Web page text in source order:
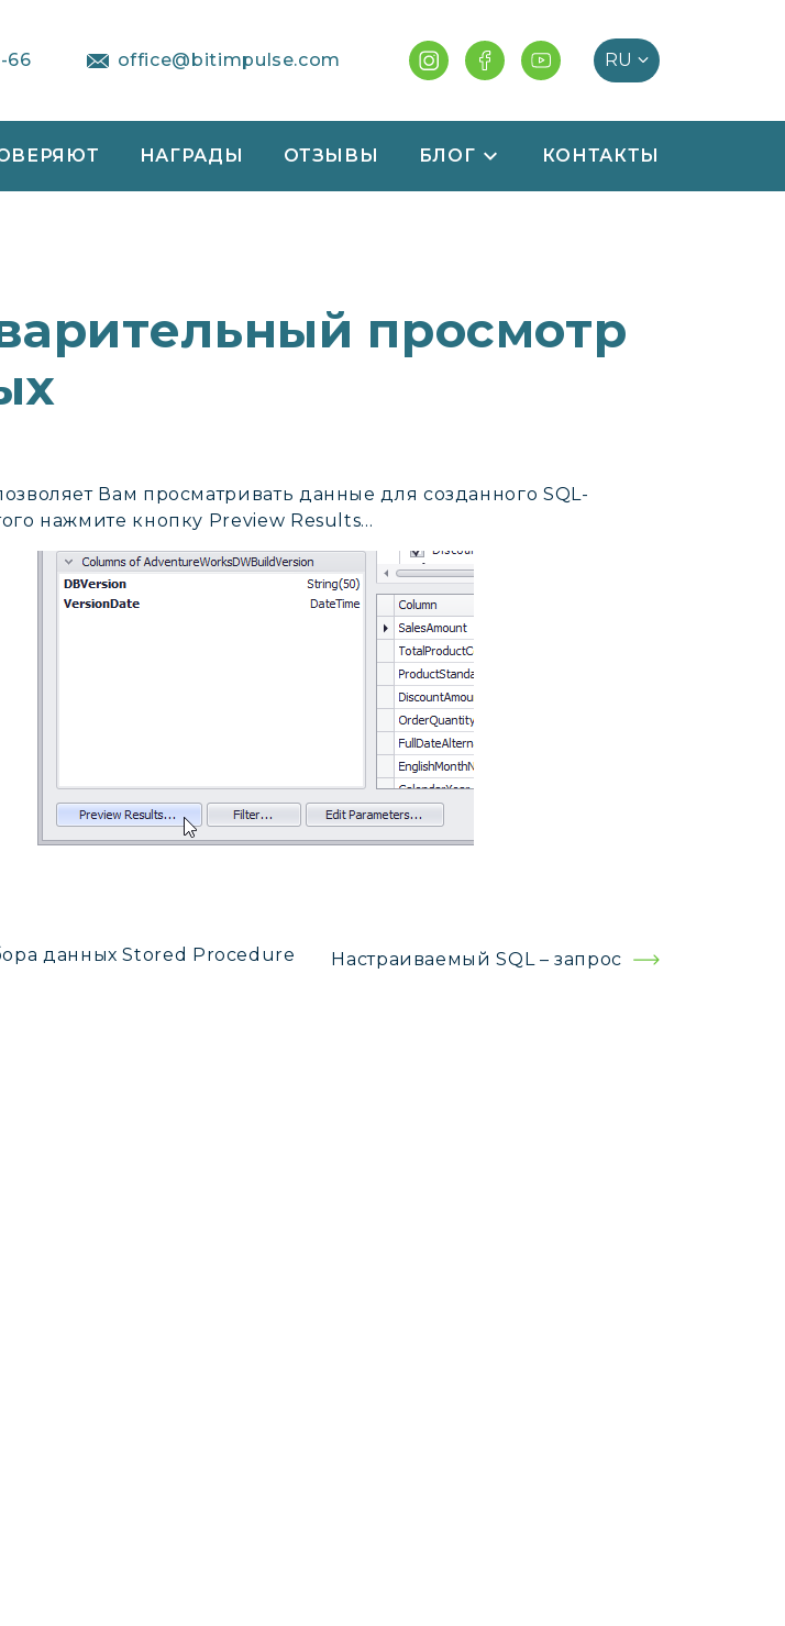
66 office@bitimpulse.com
НАГРАДЫ ОТЗЫВЫ БЛОГ КОНТАКТЫ
просмотр
Вам просматривать данные для созданного SQL-
нажмите кнопку Preview Results…
данных Stored Procedure Настраиваемый SQL – запрос